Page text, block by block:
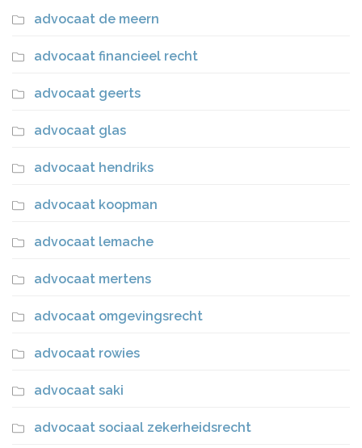
advocaat de meern
advocaat financieel recht
advocaat geerts
advocaat glas
advocaat hendriks
advocaat koopman
advocaat lemache
advocaat mertens
advocaat omgevingsrecht
advocaat rowies
advocaat saki
advocaat sociaal zekerheidsrecht